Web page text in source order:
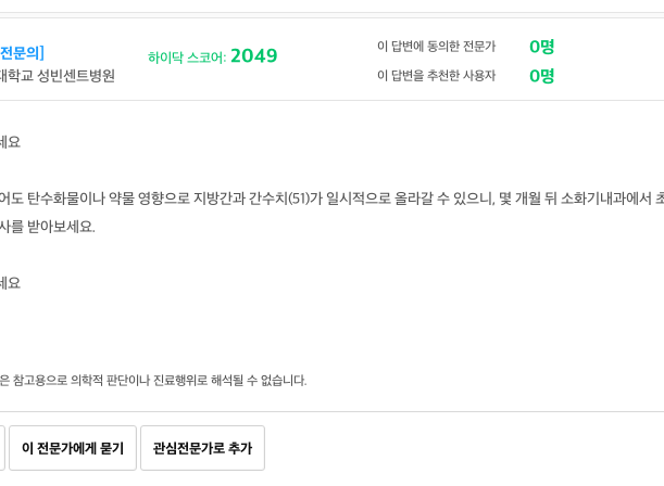
문의]
학교 성빈센트병원
하이닥 스코어: 2049 이 답변에 동의한 전문가 0명
이 답변을 추천한 사용자 0명
요
도 탄수화물이나 약물 영향으로 지방간과 간수치(51)가 일시적으로 올라갈 수 있으니, 몇 개월 뒤 소화기내과에서
를 받아보세요.
요
참고용으로 의학적 판단이나 진료행위로 해석될 수 없습니다.
이 전문가에게 묻기 관심전문가로 추가